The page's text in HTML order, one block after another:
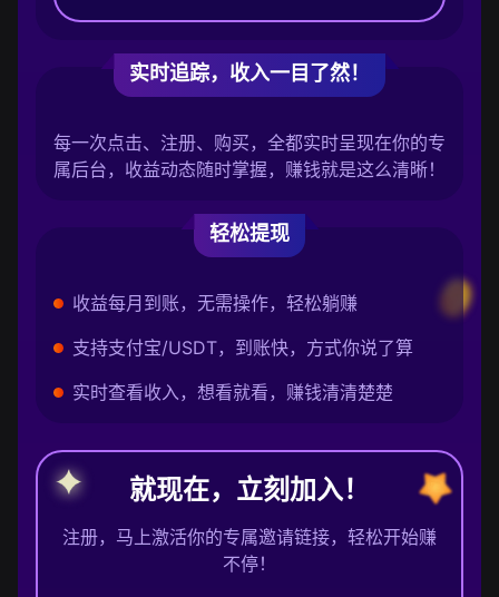
实时追踪，收入一目了然！
每一次点击、注册、购买，全都实时呈现在你的专
属后台，收益动态随时掌握，赚钱就是这么清晰！
轻松提现
收益每月到账，无需操作，轻松躺赚
支持支付宝/USDT，到账快，方式你说了算
实时查看收入，想看就看，赚钱清清楚楚
就现在，立刻加入！
注册，马上激活你的专属邀请链接，轻松开始赚
不停！